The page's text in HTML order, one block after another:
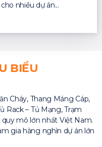
nhiều dự án...
BIỂU
Cháy, Thang Máng Cáp,
Rack – Tủ Mạng, Trạm
mô lớn nhất Việt Nam.
gia hàng nghìn dự án lớn